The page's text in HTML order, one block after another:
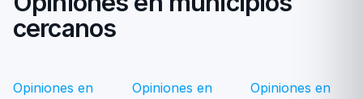
cercanos
Opiniones en
Opiniones en
Opiniones en